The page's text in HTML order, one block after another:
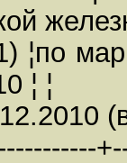
¦по
¦ ¦